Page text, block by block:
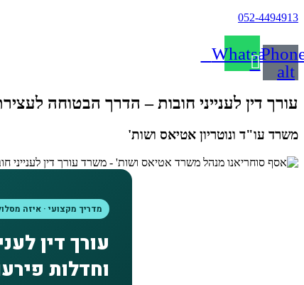
052-4494913
alt
Whatsapp
עורך דין לענייני חובות – הדרך הבטוחה
משרד עו"ד ונוטריון אטיאס ושות'
מדריך מקצועי · איזה
עורך דין
וחדלות